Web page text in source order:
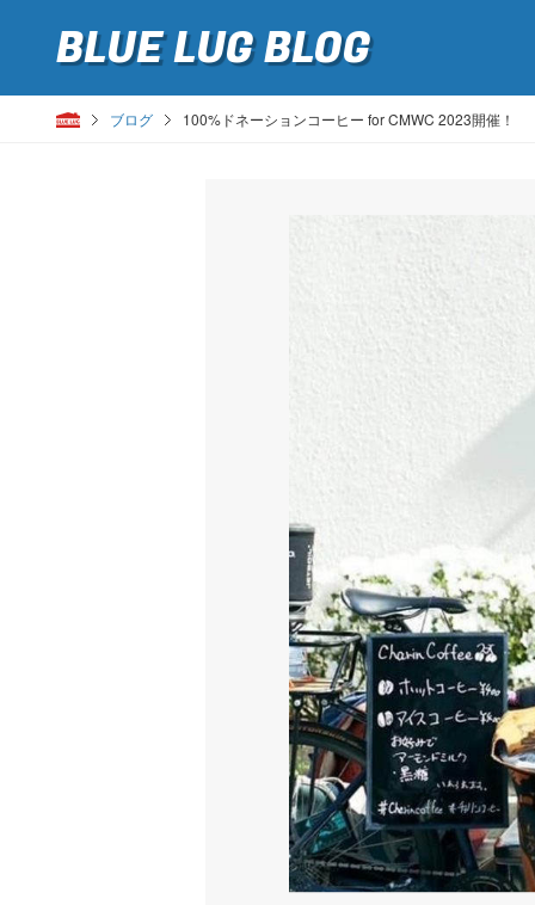
BLUE LUGBLOG
ブログ 100%ドネーションコーヒー for CMWC 2023開催！